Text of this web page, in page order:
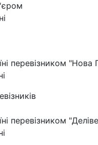
перевізником
перевізником